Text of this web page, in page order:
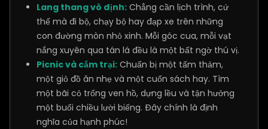
Lang thang vô định: Chẳng cần lịch trình, cứ
thế mà đi bộ, chạy bộ hay đạp xe trên những
con đường mòn nhỏ xinh. Mỗi góc cua, mỗi vạt
nắng xuyên qua tán lá đều là một bất ngờ thú vị.
Picnic và cắm trại: Chuẩn bị một tấm thảm,
một giỏ đồ ăn nhẹ và một cuốn sách hay. Tìm
một bãi cỏ trống ven hồ, dựng lều và tận hưởng
một buổi chiều lười biếng. Đây chính là định
nghĩa của hạnh phúc!